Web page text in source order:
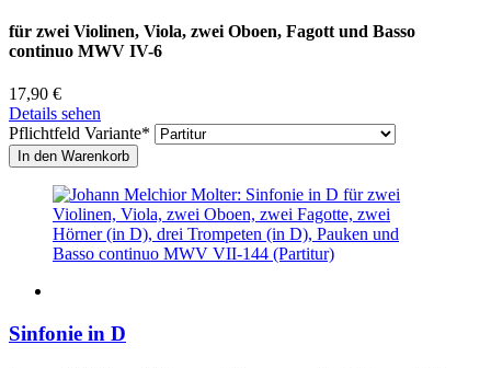
für zwei Violinen, Viola, zwei Oboen, Fagott und Basso
continuo MWV IV-6
17,90 €
Details sehen
Pflichtfeld Variante*
Sinfonie in D